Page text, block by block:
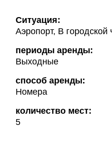
Ситуация:
Аэропорт, В городской
периоды аренды:
Выходные
способ аренды:
Номера
количество мест:
5